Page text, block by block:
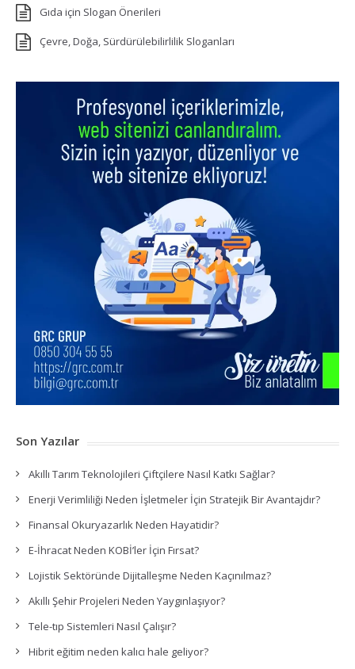
Gıda için Slogan Önerileri
Çevre, Doğa, Sürdürülebilirlilik Sloganları
Son Yazılar
Akıllı Tarım Teknolojileri Çiftçilere Nasıl Katkı Sağlar?
Enerji Verimliliği Neden İşletmeler İçin Stratejik Bir Avantajdır?
Finansal Okuryazarlık Neden Hayatidir?
E-İhracat Neden KOBİ’ler İçin Fırsat?
Lojistik Sektöründe Dijitalleşme Neden Kaçınılmaz?
Akıllı Şehir Projeleri Neden Yaygınlaşıyor?
Tele-tıp Sistemleri Nasıl Çalışır?
Hibrit eğitim neden kalıcı hale geliyor?